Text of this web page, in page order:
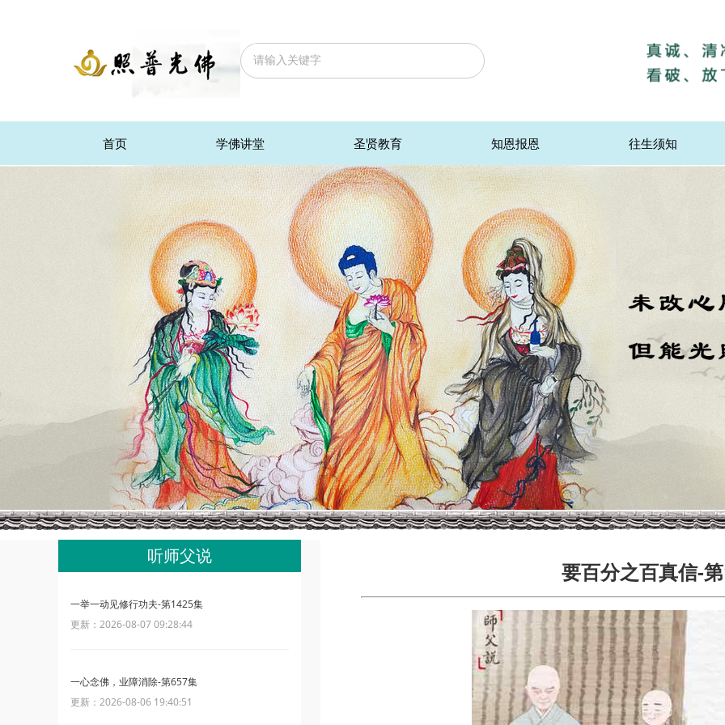
首页 学佛讲堂 圣贤教育 知恩报恩 往生须知
听师父说
一举一动见修行功夫-第1425集
更新：2026-08-07 09:28:44
一心念佛，业障消除-第657集
更新：2026-08-06 19:40:51
要百分之百真信-